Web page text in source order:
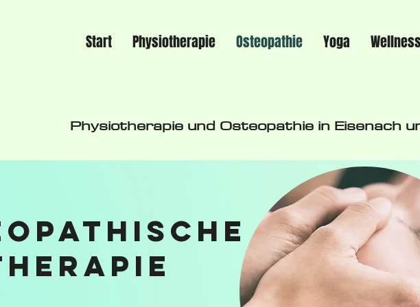
Start Physiotherapie Osteopathie Yoga Wellness
Physiotherapie und Osteopathie in Eisenach